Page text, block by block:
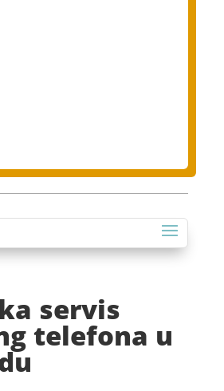
servis
telefona u